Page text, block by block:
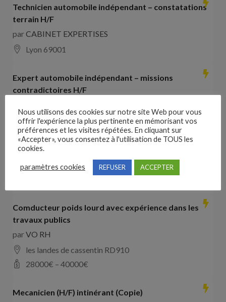
Technicien automobile indépendant – constatations
terrain H/F
parCABINET EXPERTISES
Lyon 69001
Expert automobile indépendant – missions
contradictoires H/F
Lyon 69001
Collaborateur comptable H/F
parHays France
Comducteur poids lourd avec expérience dans les
travaux publics
parVO RH
les landes de cassentin RD910
28000€ – 40000€
Mecanicien (H/F) intinérant (Copie)
Nous utilisons des cookies sur notre site Web pour vous
offrir l'expérience la plus pertinente en mémorisant vos
préférences et les visites répétées. En cliquant sur
«Accepter», vous consentez à l'utilisation de TOUS les
cookies.
paramètres cookies REFUSER ACCEPTER